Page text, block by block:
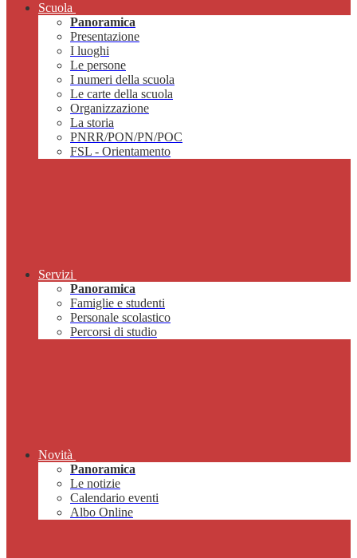
Scuola
Panoramica
Presentazione
I luoghi
Le persone
I numeri della scuola
Le carte della scuola
Organizzazione
La storia
PNRR/PON/PN/POC
FSL - Orientamento
Servizi
Panoramica
Famiglie e studenti
Personale scolastico
Percorsi di studio
Novità
Panoramica
Le notizie
Calendario eventi
Albo Online